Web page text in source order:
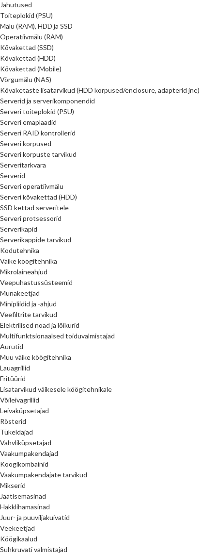
Jahutused
Toiteplokid (PSU)
Mälu (RAM), HDD ja SSD
Operatiivmälu (RAM)
Kõvakettad (SSD)
Kõvakettad (HDD)
Kõvakettad (Mobile)
Võrgumälu (NAS)
Kõvaketaste lisatarvikud (HDD korpused/enclosure, adapterid jne)
Serverid ja serverikomponendid
Serveri toiteplokid (PSU)
Serveri emaplaadid
Serveri RAID kontrollerid
Serveri korpused
Serveri korpuste tarvikud
Serveritarkvara
Serverid
Serveri operatiivmälu
Serveri kõvakettad (HDD)
SSD kettad serveritele
Serveri protsessorid
Serverikapid
Serverikappide tarvikud
Kodutehnika
Väike köögitehnika
Mikrolaineahjud
Veepuhastussüsteemid
Munakeetjad
Minipliidid ja -ahjud
Veefiltrite tarvikud
Elektrilised noad ja lõikurid
Multifunktsionaalsed toiduvalmistajad
Aurutid
Muu väike köögitehnika
Lauagrillid
Fritüürid
Lisatarvikud väikesele köögitehnikale
Võileivagrillid
Leivaküpsetajad
Rösterid
Tükeldajad
Vahvliküpsetajad
Vaakumpakendajad
Köögikombainid
Vaakumpakendajate tarvikud
Mikserid
Jäätisemasinad
Hakklihamasinad
Juur- ja puuviljakuivatid
Veekeetjad
Köögikaalud
Suhkruvati valmistajad